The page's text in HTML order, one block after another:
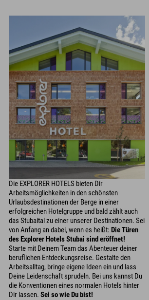
Die EXPLORER HOTELS bieten Dir
Arbeitsmöglichkeiten in den schönsten
Urlaubsdestinationen der Berge in einer
erfolgreichen Hotelgruppe und bald zählt auch
das Stubaital zu einer unserer Destinationen. Sei
von Anfang an dabei, wenn es heißt: Die Türen
des Explorer Hotels Stubai sind eröffnet!
Starte mit Deinem Team das Abenteuer deiner
beruflichen Entdeckungsreise. Gestalte den
Arbeitsalltag, bringe eigene Ideen ein und lass
Deine Leidenschaft sprudeln. Bei uns kannst Du
die Konventionen eines normalen Hotels hinter
Dir lassen. Sei so wie Du bist!